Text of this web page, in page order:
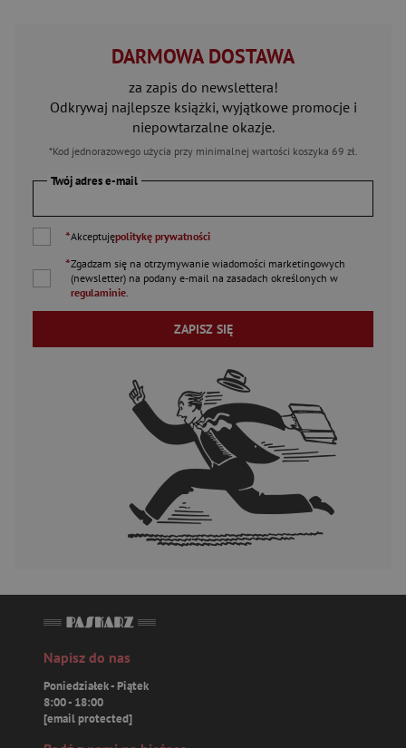
DARMOWA DOSTAWA
za zapis do newslettera!
Odkrywaj najlepsze książki, wyjątkowe promocje i
niepowtarzalne okazje.
*Kod jednorazowego użycia przy minimalnej wartości koszyka 69 zł.
Twój adres e-mail
*Akceptujępolitykę prywatności
*Zgadzam się na otrzymywanie wiadomości marketingowych
(newsletter) na podany e-mail na zasadach określonych w
regulaminie.
ZAPISZ SIĘ
Napisz do nas
Poniedziałek - Piątek
8:00 - 18:00
[email protected]